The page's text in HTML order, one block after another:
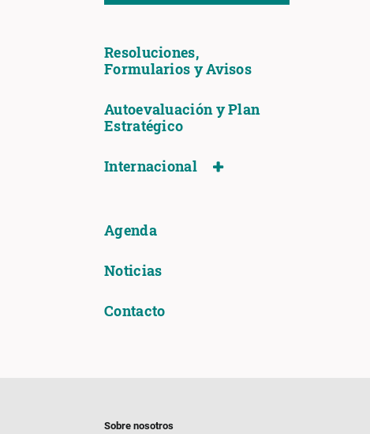
Resoluciones,
Formularios y Avisos
Autoevaluación y Plan
Estratégico
Internacional
Agenda
Noticias
Contacto
Sobre nosotros